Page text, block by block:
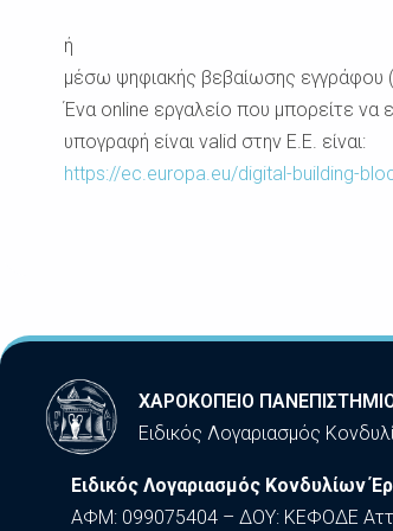
ή
μέσω ψηφιακής βεβαίωσης εγγράφου (
Ένα online εργαλείο που μπορείτε να
υπογραφή είναι valid στην Ε.Ε. είναι:
https://ec.europa.eu/digital-building-
ΧΑΡΟΚΟΠΕΙΟ
Ειδικός Λογαριασμός
Ειδικός Λογαριασμός Κονδυλίων
ΑΦΜ: 099075404 – ΔΟΥ: ΚΕΦΟΔΕ